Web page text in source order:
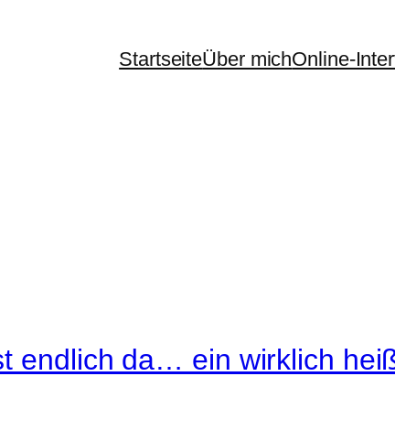
StartseiteÜber michOnline-
endlich da… ein wirklich